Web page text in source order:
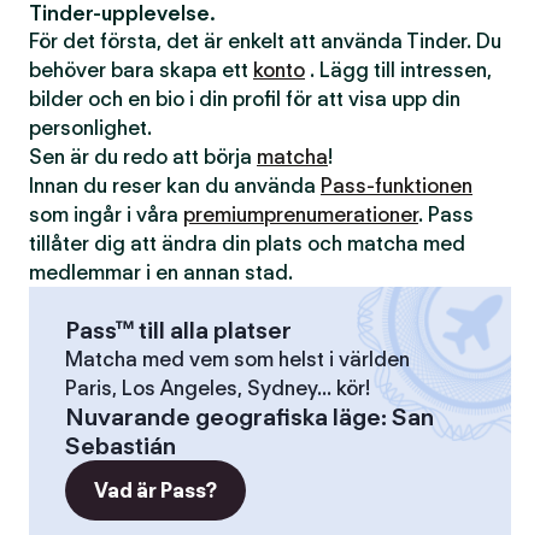
Tinder-upplevelse.
För det första, det är enkelt att använda Tinder. Du
behöver bara skapa ett konto . Lägg till intressen,
bilder och en bio i din profil för att visa upp din
personlighet.
Sen är du redo att börja matcha!
Innan du reser kan du använda Pass-funktionen
som ingår i våra premiumprenumerationer. Pass
tillåter dig att ändra din plats och matcha med
medlemmar i en annan stad.
Pass™ till alla platser
Matcha med vem som helst i världen
Paris, Los Angeles, Sydney... kör!
Nuvarande geografiska läge: San
Sebastián
Vad är Pass?